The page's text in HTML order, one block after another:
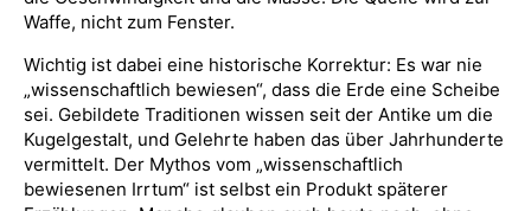
Waffe, nicht zum Fenster.
Wichtig ist dabei eine historische Korrektur: Es war nie
„wissenschaftlich bewiesen“, dass die Erde eine Scheibe
sei. Gebildete Traditionen wissen seit der Antike um die
Kugelgestalt, und Gelehrte haben das über Jahrhunderte
vermittelt. Der Mythos vom „wissenschaftlich
bewiesenen Irrtum“ ist selbst ein Produkt späterer